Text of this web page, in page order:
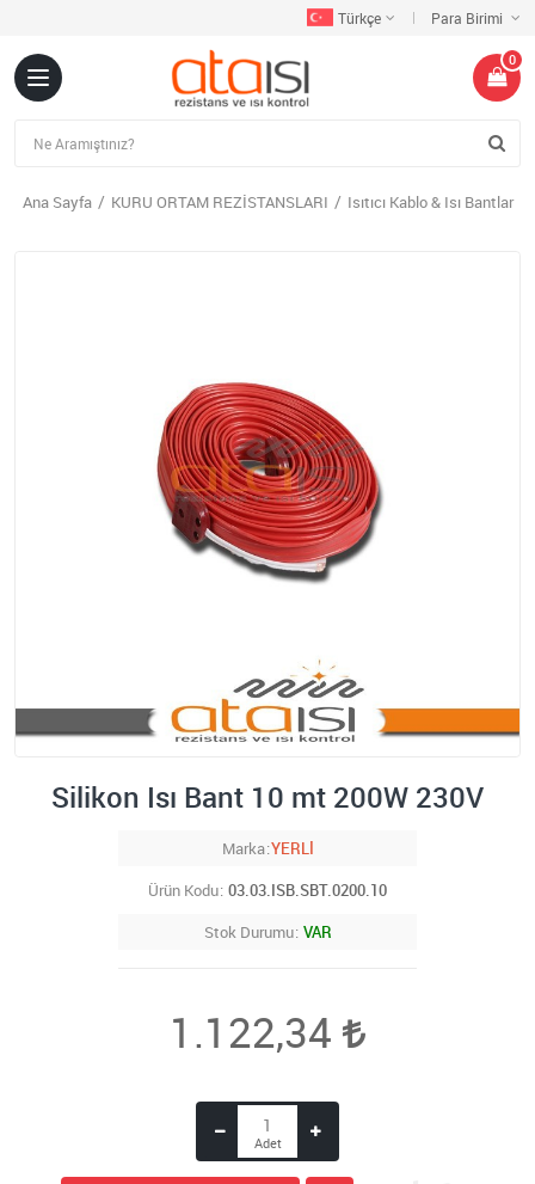
Türkçe Para Birimi
0
Ana Sayfa KURU ORTAM REZİSTANSLARI Isıtıcı Kablo & Isı Bantlar
Silikon Isı Bant 10 mt 200W 230V
Marka YERLİ
Ürün Kodu 03.03.ISB.SBT.0200.10
Stok Durumu VAR
1.122,34